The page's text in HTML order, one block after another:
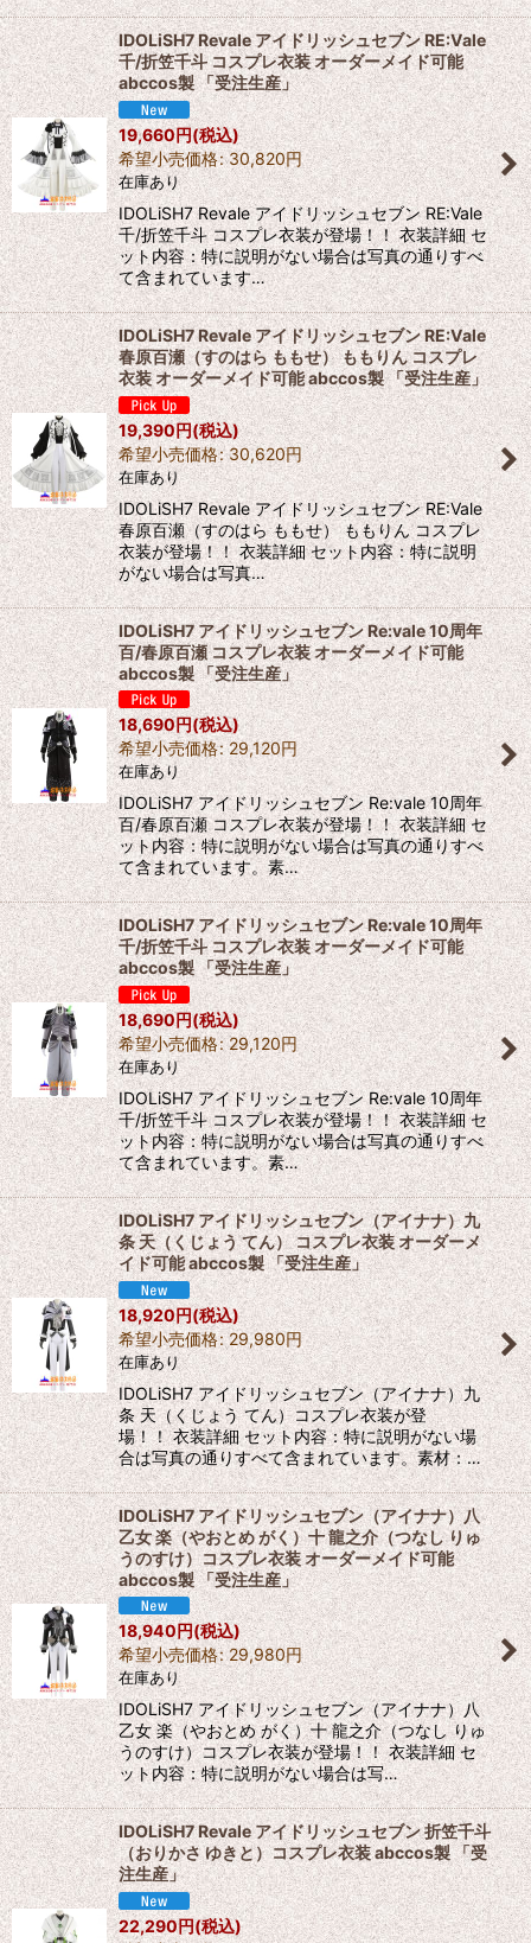
IDOLiSH7 Revale アイドリッシュセブン RE:Vale
千/折笠千斗 コスプレ衣装 オーダーメイド可能
abccos製 「受注生産」
19,660円(税込)
希望小売価格: 30,820円
在庫あり
IDOLiSH7 Revale アイドリッシュセブン RE:Vale
千/折笠千斗 コスプレ衣装が登場！！ 衣装詳細 セ
ット内容：特に説明がない場合は写真の通りすべ
て含まれています…
IDOLiSH7 Revale アイドリッシュセブン RE:Vale
春原百瀬（すのはら ももせ） ももりん コスプレ
衣装 オーダーメイド可能 abccos製 「受注生産」
19,390円(税込)
希望小売価格: 30,620円
在庫あり
IDOLiSH7 Revale アイドリッシュセブン RE:Vale
春原百瀬（すのはら ももせ） ももりん コスプレ
衣装が登場！！ 衣装詳細 セット内容：特に説明
がない場合は写真…
IDOLiSH7 アイドリッシュセブン Re:vale 10周年
百/春原百瀬 コスプレ衣装 オーダーメイド可能
abccos製 「受注生産」
18,690円(税込)
希望小売価格: 29,120円
在庫あり
IDOLiSH7 アイドリッシュセブン Re:vale 10周年
百/春原百瀬 コスプレ衣装が登場！！ 衣装詳細 セ
ット内容：特に説明がない場合は写真の通りすべ
て含まれています。素…
IDOLiSH7 アイドリッシュセブン Re:vale 10周年
千/折笠千斗 コスプレ衣装 オーダーメイド可能
abccos製 「受注生産」
18,690円(税込)
希望小売価格: 29,120円
在庫あり
IDOLiSH7 アイドリッシュセブン Re:vale 10周年
千/折笠千斗 コスプレ衣装が登場！！ 衣装詳細 セ
ット内容：特に説明がない場合は写真の通りすべ
て含まれています。素…
IDOLiSH7 アイドリッシュセブン（アイナナ）九
条 天（くじょう てん） コスプレ衣装 オーダーメ
イド可能 abccos製 「受注生産」
18,920円(税込)
希望小売価格: 29,980円
在庫あり
IDOLiSH7 アイドリッシュセブン（アイナナ）九
条 天（くじょう てん）コスプレ衣装が登
場！！ 衣装詳細 セット内容：特に説明がない場
合は写真の通りすべて含まれています。素材：…
IDOLiSH7 アイドリッシュセブン（アイナナ）八
乙女 楽（やおとめ がく）十 龍之介（つなし りゅ
うのすけ）コスプレ衣装 オーダーメイド可能
abccos製 「受注生産」
18,940円(税込)
希望小売価格: 29,980円
在庫あり
IDOLiSH7 アイドリッシュセブン（アイナナ）八
乙女 楽（やおとめ がく）十 龍之介（つなし りゅ
うのすけ）コスプレ衣装が登場！！ 衣装詳細 セ
ット内容：特に説明がない場合は写…
IDOLiSH7 Revale アイドリッシュセブン 折笠千斗
（おりかさ ゆきと）コスプレ衣装 abccos製 「受
注生産」
22,290円(税込)